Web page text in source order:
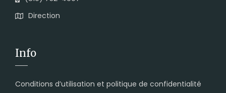
Direction
Info
Conditions d’utilisation et politique de confidentialité